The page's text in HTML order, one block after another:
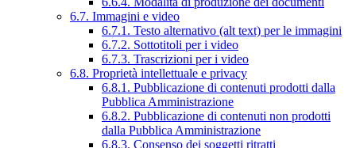
6.7. Immagini e video
6.7.1. Testo alternativo (alt text) per le immagini
6.7.2. Sottotitoli per i video
6.7.3. Trascrizioni per i video
6.8. Proprietà intellettuale e privacy
6.8.1. Pubblicazione di contenuti prodotti dalla
Pubblica Amministrazione
6.8.2. Pubblicazione di contenuti non prodotti
dalla Pubblica Amministrazione
6.8.3. Consenso dei soggetti ritratti